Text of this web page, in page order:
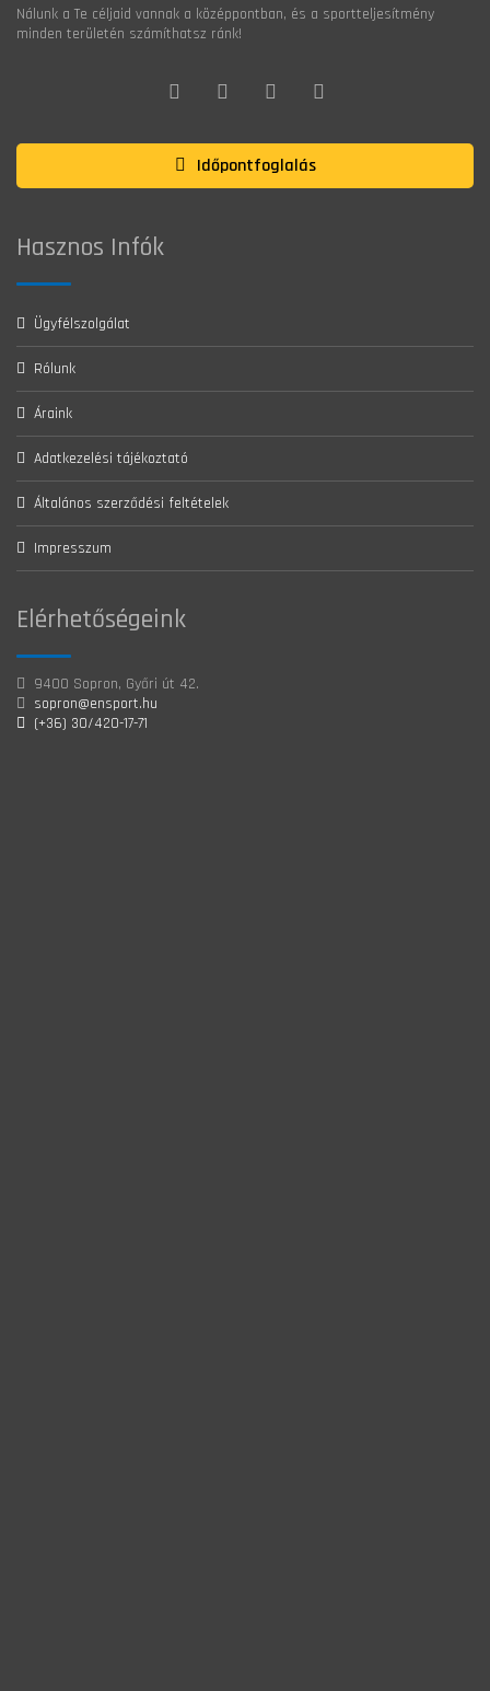
Nálunk a Te céljaid vannak a középpontban, és a sportteljesítmény
minden területén számíthatsz ránk!
Időpontfoglalás
Hasznos Infók
Ügyfélszolgálat
Rólunk
Áraink
Adatkezelési tájékoztató
Általános szerződési feltételek
Impresszum
Elérhetőségeink
9400 Sopron, Győri út 42.
sopron@ensport.hu
(+36) 30/420-17-71